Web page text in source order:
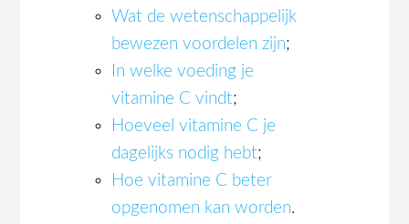
Wat de wetenschappelijk
bewezen voordelen zijn;
In welke voeding je
vitamine C vindt;
Hoeveel vitamine C je
dagelijks nodig hebt;
Hoe vitamine C beter
opgenomen kan worden.